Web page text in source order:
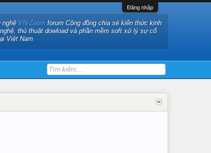
Đăng nhập
nghệ VN-Zoom forum Cộng đồng chia sẻ kiến thức kinh
thủ thuật dowload và phần mềm soft xử lý sự cố
Việt Nam